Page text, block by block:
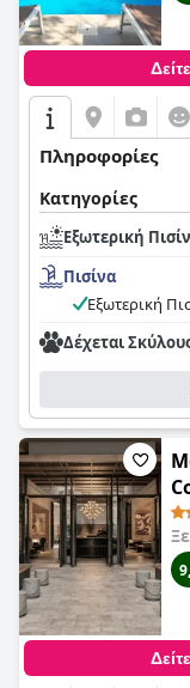
Πληροφορίες
Κατηγορίες
Εξωτερική
Πισίνα
Εξωτερική
Δέχεται